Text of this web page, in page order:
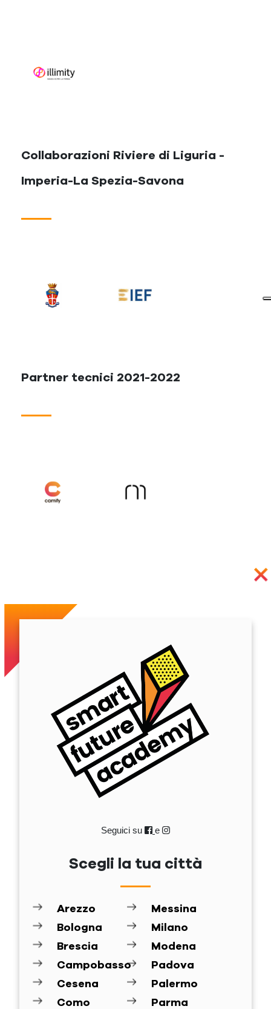
Collaborazioni Riviere di Liguria -
Imperia-La Spezia-Savona
Partner tecnici 2021-2022
Seguici su e
Scegli la tua città
Arezzo
Bologna
Brescia
Campobasso
Cesena
Como
Messina
Milano
Modena
Padova
Palermo
Parma